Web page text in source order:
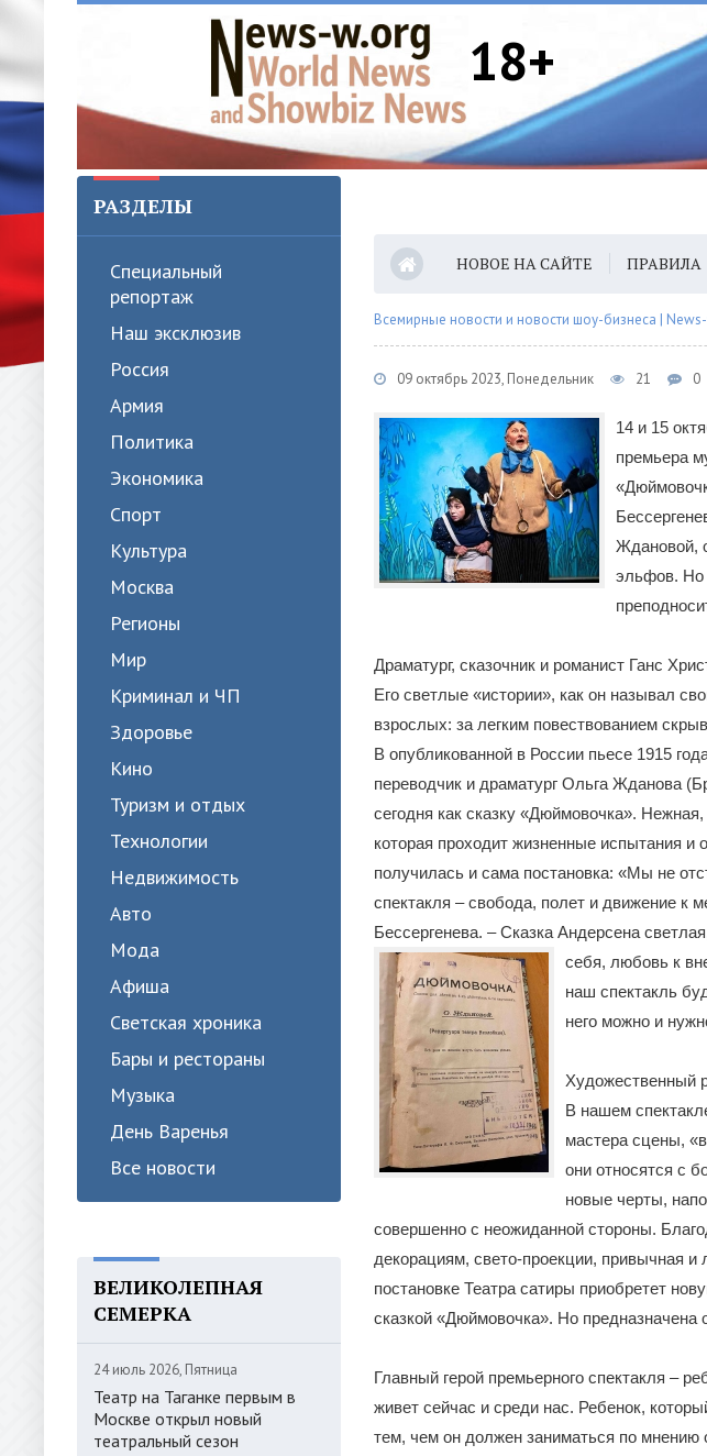
18+
РАЗДЕЛЫ
Специальный
репортаж
Наш эксклюзив
Россия
Армия
Политика
Экономика
Спорт
Культура
Москва
Регионы
Мир
Криминал и ЧП
Здоровье
Кино
Туризм и отдых
Технологии
Недвижимость
Авто
Мода
Афиша
Светская хроника
Бары и рестораны
Музыка
День Варенья
Все новости
ВЕЛИКОЛЕПНАЯ
СЕМЕРКА
24 июль 2026, Пятница
Театр на Таганке первым в
Москве открыл новый
театральный сезон
НОВОЕ НА САЙТЕ ПРАВИЛА
Всемирные новости и новости шоу-бизнеса |
09 октябрь 2023, Понедельник 21 0
14 и 15
премьера
Ждановой,
эльфов. Но
Драматург, сказочник и романист Ганс
Его светлые «истории», как он называл
взрослых: за легким повествованием
В опубликованной в России пьесе 1915
переводчик и драматург Ольга Жданова
сегодня как сказку «Дюймовочка».
которая проходит жизненные испытания и
получилась и сама постановка: «Мы не
спектакля – свобода, полет и движение к
Бессергенева. – Сказка Андерсена
себя, любовь к
наш спектакль
него можно и
Художественный
В нашем
мастера сцены,
они относятся с
новые черты,
совершенно с неожиданной стороны.
декорациям, свето-проекции, привычная
постановке Театра сатиры приобретет
сказкой «Дюймовочка». Но
Главный герой премьерного спектакля –
живет сейчас и среди нас. Ребенок,
тем, чем он должен заниматься по